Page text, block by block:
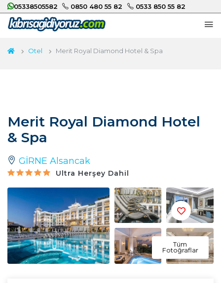
05338505582 0850 480 55 82 0533 850 55 82
Otel Merit Royal Diamond Hotel & Spa
Merit Royal Diamond Hotel
& Spa
GİRNE Alsancak
Ultra Herşey Dahil
Tüm
Fotoğraflar